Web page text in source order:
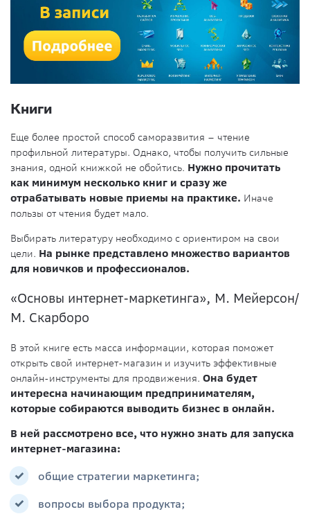
Книги
Еще более простой способ саморазвития – чтение
профильной литературы. Однако, чтобы получить сильные
знания, одной книжкой не обойтись. Нужно прочитать
как минимум несколько книг и сразу же
отрабатывать новые приемы на практике. Иначе
пользы от чтения будет мало.
Выбирать литературу необходимо с ориентиром на свои
цели. На рынке представлено множество вариантов
для новичков и профессионалов.
«Основы интернет-маркетинга», М. Мейерсон/
М. Скарборо
В этой книге есть масса информации, которая поможет
открыть свой интернет-магазин и изучить эффективные
онлайн-инструменты для продвижения. Она будет
интересна начинающим предпринимателям,
которые собираются выводить бизнес в онлайн.
В ней рассмотрено все, что нужно знать для запуска
интернет-магазина:
общие стратегии маркетинга;
вопросы выбора продукта;